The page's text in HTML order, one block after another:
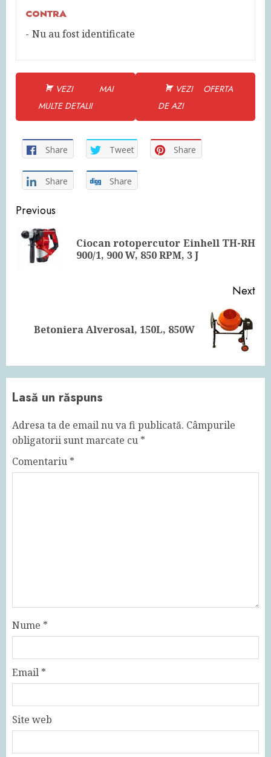
CONTRA
Nu au fost identificate
VEZI MAI
MULTE DETALII
VEZI OFERTA
DE AZI
Share Tweet Share
Share Share
Continue
Reading
Previous
Ciocan rotopercutor Einhell TH-RH
900/1, 900 W, 850 RPM, 3 J
Next
NextBetoniera Alverosal, 150L, 850W
Lasă un răspuns
Adresa ta de email nu va fi publicată. Câmpurile
obligatorii sunt marcate cu *
Comentariu *
Nume *
Email *
Site web